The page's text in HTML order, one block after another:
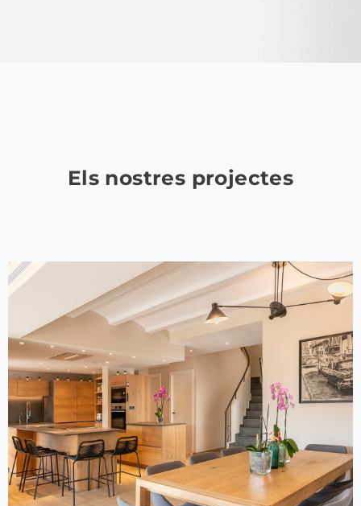
Els nostres projectes
REFORMA INTEGRAL
D'HABITATGE PARTICULAR
Reforma, adecuació i distribució de vivenda
particular a Lloret de Mar